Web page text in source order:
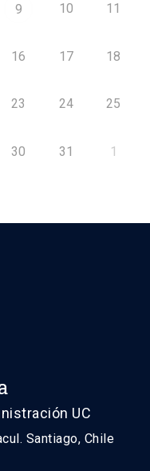
9 10 11
16 17 18
23 24 25
30 31 1
UC
Santiago, Chile